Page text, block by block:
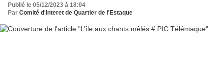
Publié le 05/12/2023 à 18:04
Par Comité d'Interet de Quartier de l'Estaque